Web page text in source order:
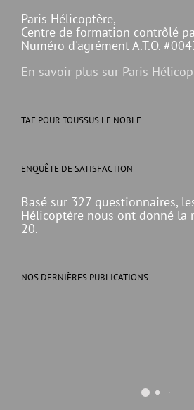
Paris Hélicoptère,
Centre de formation contrôlé
Numéro d'agrément A.T.O.
En savoir plus sur Paris
TAF POUR TOUSSUS LE NOBLE
ENQUÊTE DE SATISFACTION
Basé sur 327 questionnaires,
Hélicoptère nous ont donné la
20.
NOS DERNIÈRES PUBLICATIONS